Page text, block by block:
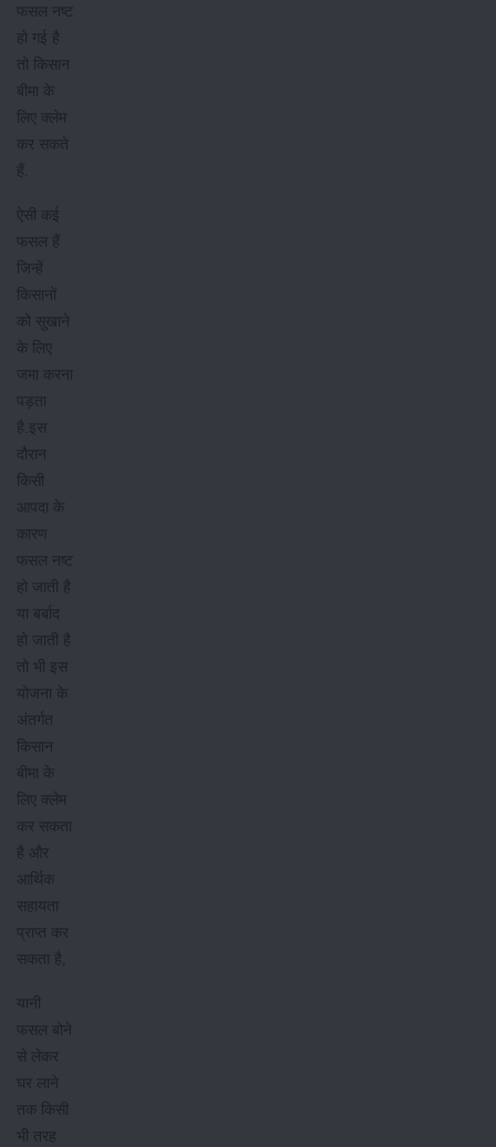
फसल नष्ट
हो गई है
तो किसान
बीमा के
लिए क्लेम
कर सकते
हैं.
ऐसी कई
फसल हैं
जिन्हें
किसानों
को सुखाने
के लिए
जमा करना
पड़ता
है.इस
दौरान
किसी
आपदा के
कारण
फसल नष्ट
हो जाती है
या बर्बाद
हो जाती है
तो भी इस
योजना के
अंतर्गत
किसान
बीमा के
लिए क्लेम
कर सकता
है और
आर्थिक
सहायता
प्राप्त कर
सकता है,
यानी
फसल बोने
से लेकर
घर लाने
तक किसी
भी तरह